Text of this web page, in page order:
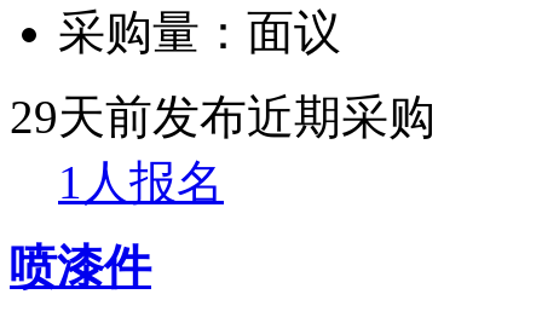
采购量： 面议
29天前发布近期采购
1人报名
喷漆件